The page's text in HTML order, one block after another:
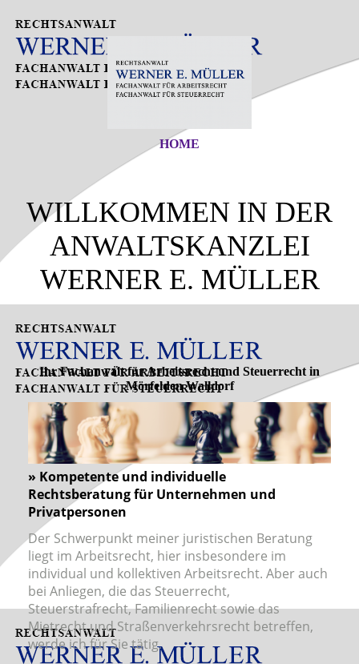
HOME
WILLKOMMEN IN DER
ANWALTSKANZLEI
WERNER E. MÜLLER
Ihr Fachanwalt für Arbeitsrecht und Steuerrecht in
Mörfelden Walldorf
» Kompetente und individuelle
Rechtsberatung für Unternehmen und
Privatpersonen
Der Schwerpunkt meiner juristischen Beratung
liegt im Arbeitsrecht, hier insbesondere im
individual und kollektiven Arbeitsrecht. Aber auch
bei Anliegen, die das Steuerrecht,
Steuerstrafrecht, Familienrecht sowie das
Mietrecht und Straßenverkehrsrecht betreffen,
werde ich für Sie tätig.